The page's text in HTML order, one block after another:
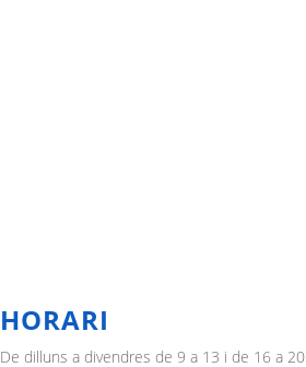
HORARI
De dilluns a divendres de 9 a 13 i de 16 a 20